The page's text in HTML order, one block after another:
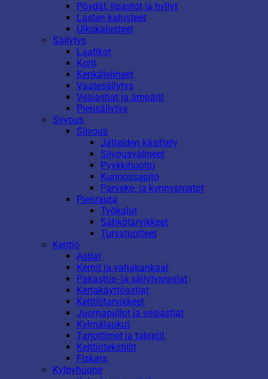
Pöydät, lipastot ja hyllyt
Lasten kalusteet
Ulkokalusteet
Säilytys
Laatikot
Korit
Kenkätelineet
Vaatesäilytys
Vesiastiat ja ämpärit
Piensäilytys
Siivous
Siivous
Jätteiden käsittely
Siivousvälineet
Pyykkihuolto
Kunnossapito
Parveke- ja kynnysmatot
Pienrauta
Työkalut
Sähkötarvikkeet
Turvatuotteet
Keittiö
Astiat
Kernit ja vahakankaat
Pakastus- ja säilytysrasiat
Kertakäyttöastiat
Keittiötarvikkeet
Juomapullot ja vesiastiat
Kylmälaukut
Tarjottimet ja tabletit
Keittiötekstiilit
Fiskars
Kylpyhuone